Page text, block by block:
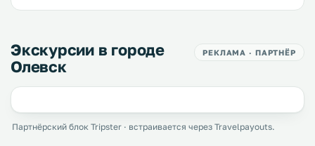
Экскурсии в городе
Олевск
РЕКЛАМА · ПАРТНЁР
Партнёрский блок Tripster · встраивается через Travelpayouts.